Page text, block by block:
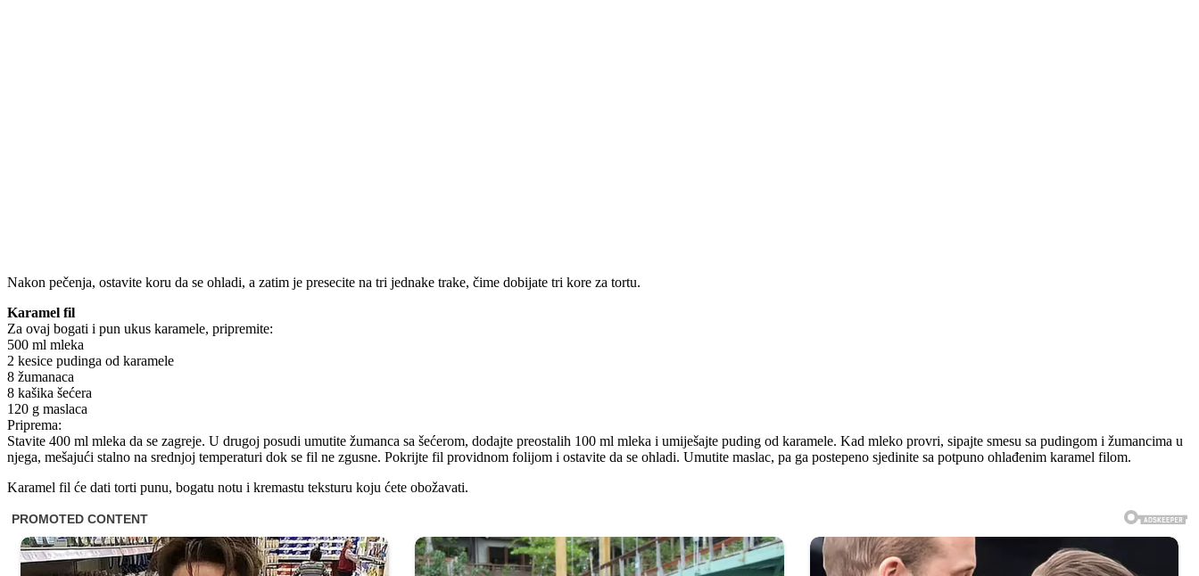
Nakon pečenja, ostavite koru da se ohladi, a zatim je presecite na tri jednake trake, čime dobijate tri kore za tortu.
Karamel fil
Za ovaj bogati i pun ukus karamele, pripremite:
500 ml mleka
2 kesice pudinga od karamele
8 žumanaca
8 kašika šećera
120 g maslaca
Priprema:
Stavite 400 ml mleka da se zagreje. U drugoj posudi umutite žumanca sa šećerom, dodajte preostalih 100 ml mleka i umiješajte puding od karamele. Kad mleko provri, sipajte smesu sa pudingom i žumancima u
njega, mešajući stalno na srednjoj temperaturi dok se fil ne zgusne. Pokrijte fil providnom folijom i ostavite da se ohladi. Umutite maslac, pa ga postepeno sjedinite sa potpuno ohlađenim karamel filom.
Karamel fil će dati torti punu, bogatu notu i kremastu teksturu koju ćete obožavati.